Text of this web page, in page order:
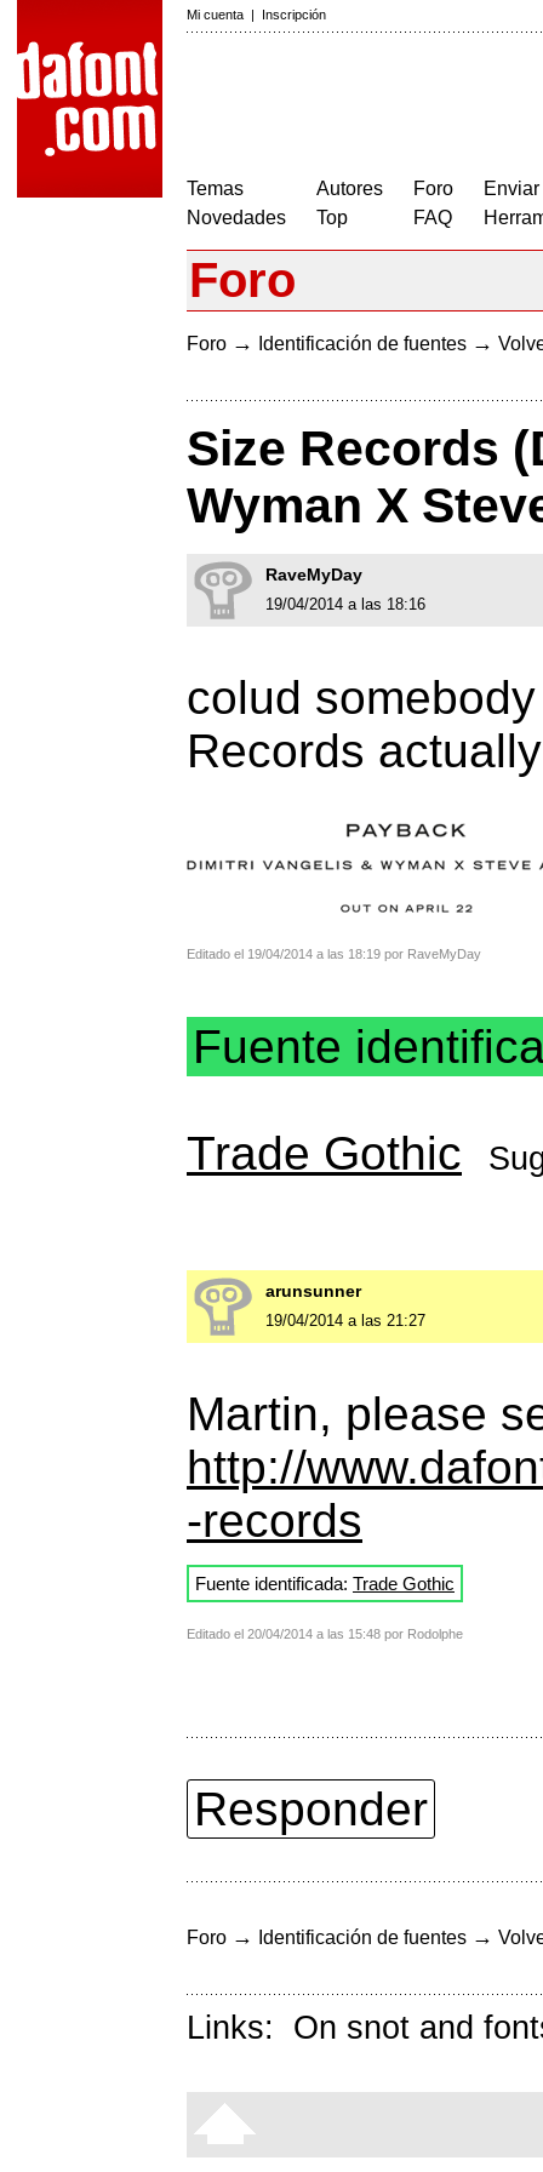
Mi cuenta | Inscripción
Temas
Novedades
Autores
Top
Foro
FAQ
Foro
Foro → Identificación de fuentes →
Size Records
Wyman X
RaveMyDay
19/04/2014 a las 18:16
colud
Records
Editado el 19/04/2014 a las 18:19 por RaveMyDay
Fuente
Trade Gothic
arunsunner
19/04/2014 a las 21:27
Martin, please
http://
-records
Fuente identificada: Trade Gothic
Editado el 20/04/2014 a las 15:48 por Rodolphe
Responder
Foro → Identificación de fuentes →
Links: On snot and